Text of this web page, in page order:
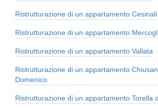
Ristrutturazione di un appartamento Cesinali
Ristrutturazione di un appartamento
Ristrutturazione di un appartamento Vallata
Ristrutturazione di un appartamento
Domenico
Ristrutturazione di un appartamento Torella